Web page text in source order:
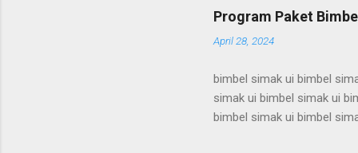
les privat bandung les
bandung les privat
Program Paket
April 28, 2024
bimbel simak ui bimbel
simak ui bimbel simak ui
bimbel simak ui bimbel